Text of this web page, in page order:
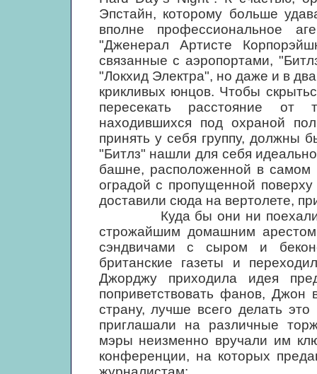
Эпстайн, которому больше
вполне профессиональное
"Дженерал Артисте
связанные с аэропортами,
"Локхид Электра", но даже и в
крикливых юнцов. Чтобы
пересекать расстояние от
находившихся под охраной
принять у себя группу, должны
"Битлз" нашли для себя
башне, расположенной в самом
оградой с пропущенной
доставили сюда на вертолете,
Куда бы они ни поехали, в
строжайшим домашним
сэндвичами с сыром и
британские газеты и
Джорджу приходила идея
поприветствовать фанов,
страну, лучше всего делать
приглашали на различные
мэры неизменно вручали им
конференции, на которых